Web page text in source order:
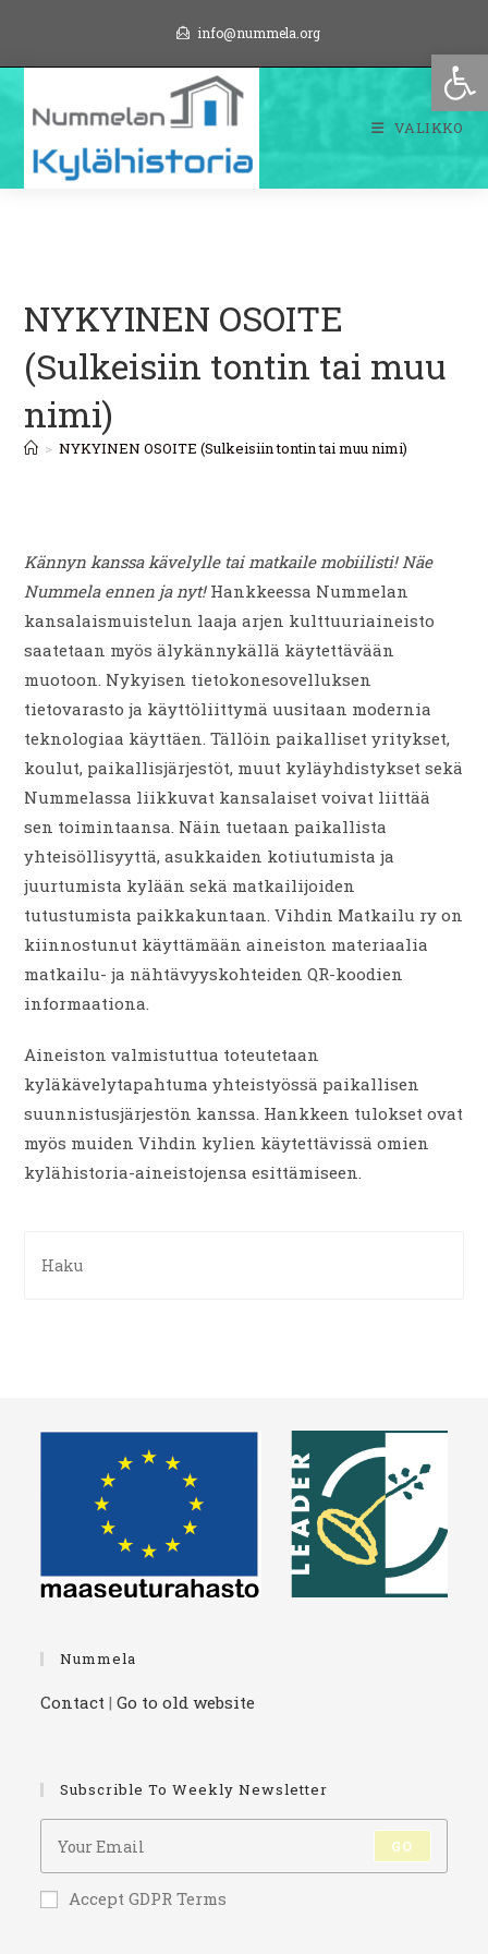
sisältöön
info@nummela.org
VALIKKO
NYKYINEN OSOITE
(Sulkeisiin tontin tai muu
nimi)
> NYKYINEN OSOITE (Sulkeisiin tontin tai muu nimi)
Kännyn kanssa kävelylle tai matkaile mobiilisti! Näe
Nummela ennen ja nyt! Hankkeessa Nummelan
kansalaismuistelun laaja arjen kulttuuriaineisto
saatetaan myös älykännykällä käytettävään
muotoon. Nykyisen tietokonesovelluksen
tietovarasto ja käyttöliittymä uusitaan modernia
teknologiaa käyttäen. Tällöin paikalliset yritykset,
koulut, paikallisjärjestöt, muut kyläyhdistykset sekä
Nummelassa liikkuvat kansalaiset voivat liittää
sen toimintaansa. Näin tuetaan paikallista
yhteisöllisyyttä, asukkaiden kotiutumista ja
juurtumista kylään sekä matkailijoiden
tutustumista paikkakuntaan. Vihdin Matkailu ry on
kiinnostunut käyttämään aineiston materiaalia
matkailu- ja nähtävyyskohteiden QR-koodien
informaationa.
Aineiston valmistuttua toteutetaan
kyläkävelytapahtuma yhteistyössä paikallisen
suunnistusjärjestön kanssa. Hankkeen tulokset ovat
myös muiden Vihdin kylien käytettävissä omien
kylähistoria-aineistojensa esittämiseen.
Nummela
Contact |Go to old website
Subscrible To Weekly Newsletter
GO
Accept GDPR Terms